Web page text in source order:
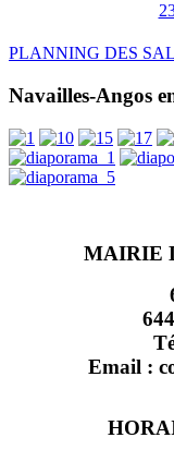
PLANNING DES
Navailles-Angos
MAIRIE
Email :